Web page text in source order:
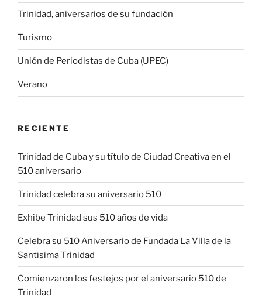
Trinidad, aniversarios de su fundación
Turismo
Unión de Periodistas de Cuba (UPEC)
Verano
RECIENTE
Trinidad de Cuba y su título de Ciudad Creativa en el
510 aniversario
Trinidad celebra su aniversario 510
Exhibe Trinidad sus 510 años de vida
Celebra su 510 Aniversario de Fundada La Villa de la
Santísima Trinidad
Comienzaron los festejos por el aniversario 510 de
Trinidad